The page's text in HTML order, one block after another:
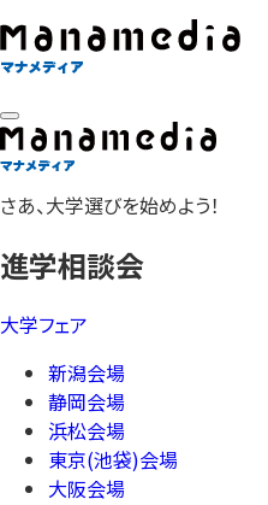
さあ、大学選びを始めよう！
進学相談会
大学フェア
新潟会場
静岡会場
浜松会場
東京(池袋)会場
大阪会場